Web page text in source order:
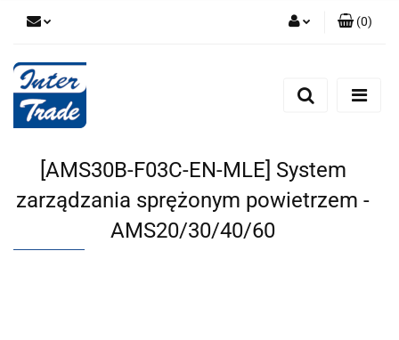
Zarejestruj się
(0)
[AMS30B-F03C-EN-MLE] System
zarządzania sprężonym powietrzem -
AMS20/30/40/60